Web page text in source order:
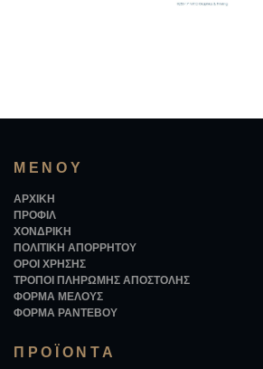
ΜΕΝΟΎ
ΑΡΧΙΚΉ
ΠΡΟΦΊΛ
ΧΟΝΔΡΙΚΉ
ΠΟΛΙΤΙΚΉ ΑΠΟΡΡΉΤΟΥ
ΌΡΟΙ ΧΡΉΣΗΣ
ΤΡΌΠΟΙ ΠΛΗΡΩΜΉΣ ΑΠΟΣΤΟΛΉΣ
ΦΌΡΜΑ ΜΈΛΟΥΣ
ΦΌΡΜΑ ΡΑΝΤΕΒΟΎ
ΠΡΟΪΌΝΤΑ